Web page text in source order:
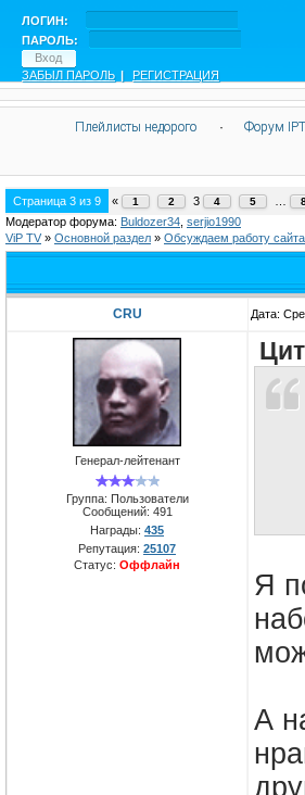
ЛОГИН:
ПАРОЛЬ:
ЗАБЫЛ ПАРОЛЬ | РЕГИСТРАЦИЯ
Плейлисты недорого · Форум
Страница 3 из 9 « 1 2 3 4 5
Модератор форума: Buldozer34 serjio1990
ViP TV » Oсновной раздел » Обсуждаем работу
CRU Дата:
Генерал-лейтенант
Группа: Пользователи
Сообщений: 491
Награды: 435
Репутация: 25107
Статус: Оффлайн
Я
А